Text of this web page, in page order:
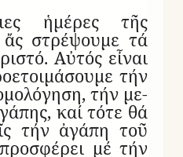
ἡμέρες τῆς
στρέψουμε τά
Αὐτός εἶναι
τήν
τήν με­
καί τότε θά
τήν ἀ­γάπη τοῦ
μέ τήν